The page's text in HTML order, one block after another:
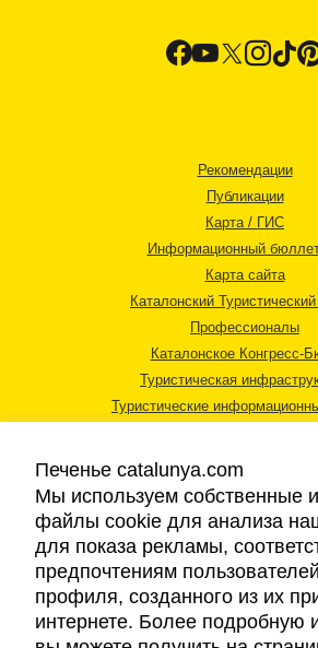
Рекомендации
Публикации
Карта / ГИС
Информационный
Карта сайта
Каталонский
Профессионалы
Каталонское Конгресс-
Туристическая
Туристические
Правовая информация
Cookies
Доступность
Печенье catalunya.com
Мы используем собственные
файлы cookie для анализа
для показа рекламы,
предпочтениям
профиля, созданного из их
интернете. Более